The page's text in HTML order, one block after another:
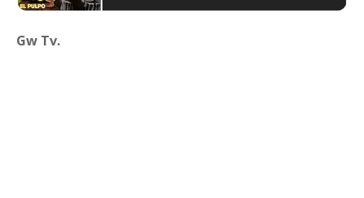
Gw Tv.